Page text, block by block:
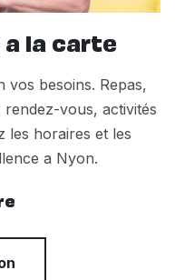
a la carte
vos besoins. Repas,
vous, activités
les horaires et les
a Nyon.